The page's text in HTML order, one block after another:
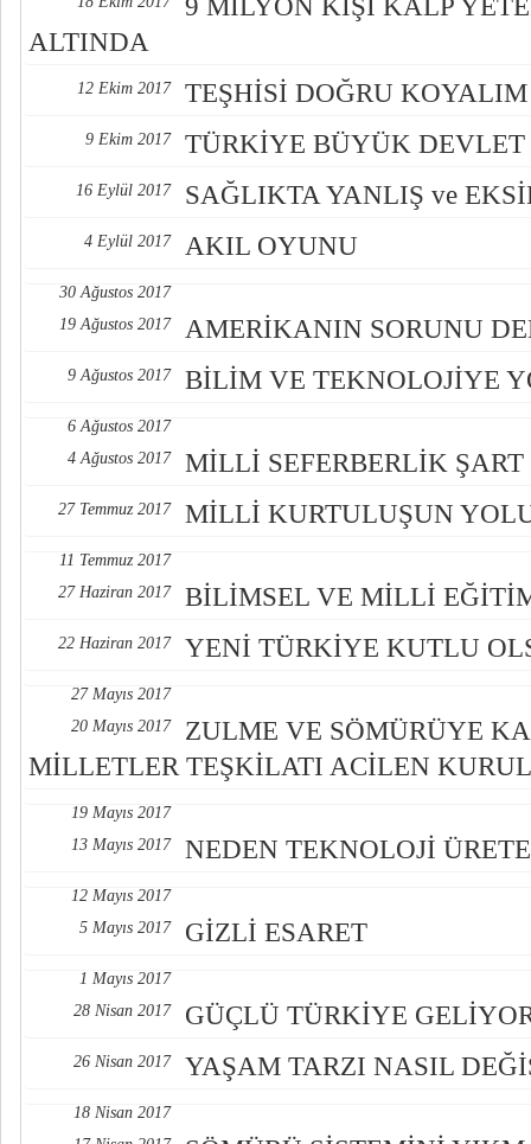
9 MİLYON KİŞİ KALP
ALTINDA
12 Ekim 2017 TEŞHİSİ DOĞRU KOYALIM
9 Ekim 2017 TÜRKİYE BÜYÜK DEVLET
16 Eylül 2017 SAĞLIKTA YANLIŞ ve
4 Eylül 2017 AKIL OYUNU
30 Ağustos 2017
19 Ağustos 2017
AMERİKANIN SORUNU
9 Ağustos 2017 BİLİM VE TEKNOLOJİYE
6 Ağustos 2017
4 Ağustos 2017
MİLLİ SEFERBERLİK ŞART
27 Temmuz 2017 MİLLİ KURTULUŞUN
11 Temmuz 2017
27 Haziran 2017
BİLİMSEL VE MİLLİ
22 Haziran 2017 YENİ TÜRKİYE KUTLU
27 Mayıs 2017
20 Mayıs 2017
ZULME VE SÖMÜRÜYE
MİLLETLER TEŞKİLATI ACİLEN
19 Mayıs 2017
13 Mayıs 2017
NEDEN TEKNOLOJİ
12 Mayıs 2017
5 Mayıs 2017
GİZLİ ESARET
1 Mayıs 2017
28 Nisan 2017
GÜÇLÜ TÜRKİYE
26 Nisan 2017 YAŞAM TARZI NASIL
18 Nisan 2017